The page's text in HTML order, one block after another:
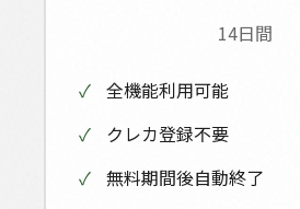
14日間
✓ 全機能利用可能
✓
クレカ登録不要
✓ 無料期間後自動終了